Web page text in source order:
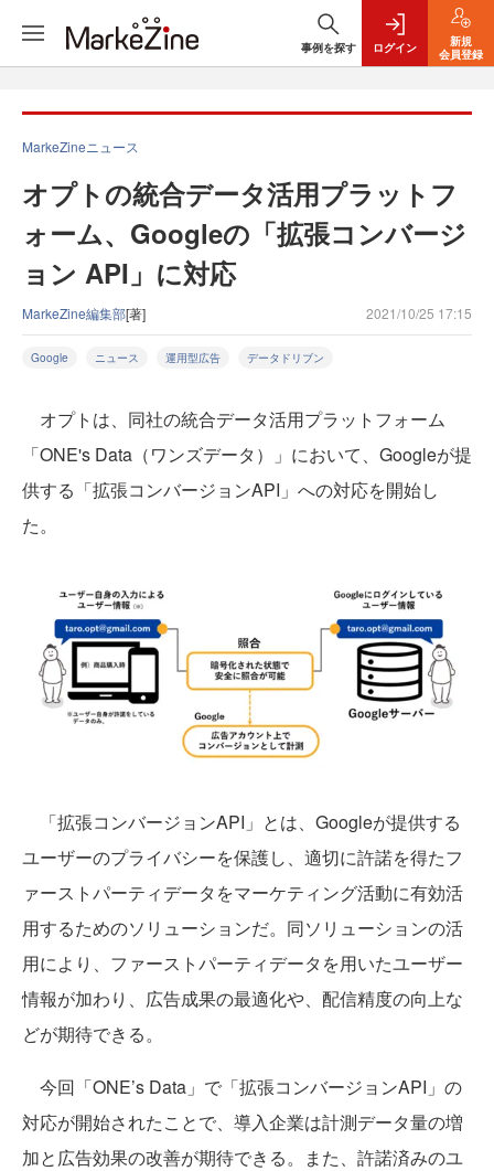
事例を探す ログイン
新規
会員登録
MarkeZineニュース
オプトの統合データ活用プラットフ
ォーム、Googleの「拡張コンバージ
ョン API」に対応
MarkeZine編集部[著] 2021/10/25 17:15
Google ニュース 運用型広告 データドリブン
オプトは、同社の統合データ活用プラットフォーム
「ONE's Data（ワンズデータ）」において、Googleが提
供する「拡張コンバージョンAPI」への対応を開始し
た。
「拡張コンバージョンAPI」とは、Googleが提供する
ユーザーのプライバシーを保護し、適切に許諾を得たフ
ァーストパーティデータをマーケティング活動に有効活
用するためのソリューションだ。同ソリューションの活
用により、ファーストパーティデータを用いたユーザー
情報が加わり、広告成果の最適化や、配信精度の向上な
どが期待できる。
今回「ONE’s Data」で「拡張コンバージョンAPI」の
対応が開始されたことで、導入企業は計測データ量の増
加と広告効果の改善が期待できる。また、許諾済みのユ